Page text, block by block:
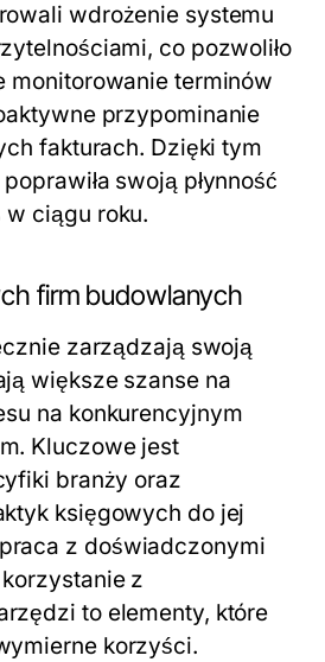
wdrożenie systemu
co pozwoliło
monitorowanie terminów
przypominanie
fakturach. Dzięki tym
swoją płynność
ciągu roku.
firm budowlanych
zarządzają swoją
większe szanse na
na konkurencyjnym
Kluczowe jest
branży oraz
księgowych do jej
z doświadczonymi
z
to elementy, które
korzyści.